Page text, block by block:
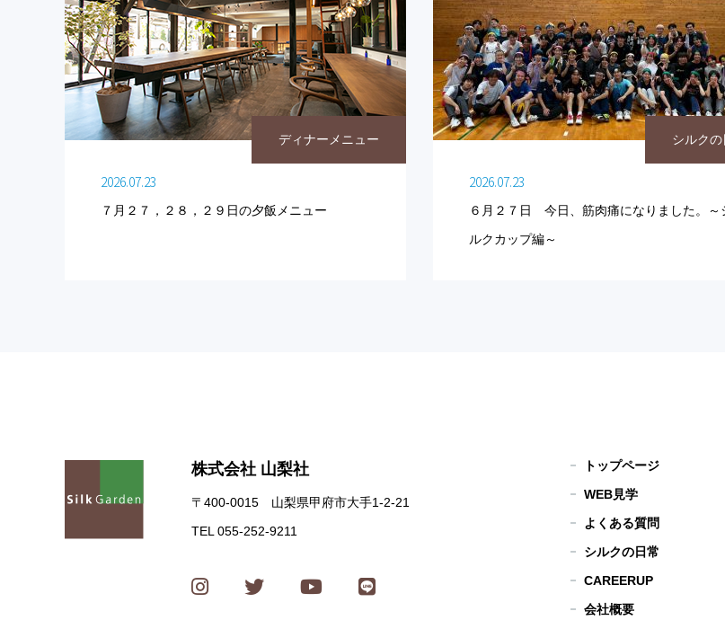
ディナーメニュー
2026.07.23
７月２７，２８，２９日の夕飯メニュー
シルクの
2026.07.23
６月２７日 今日、筋肉痛になりました。～
ルクカップ編～
株式会社 山梨社
〒400-0015 山梨県甲府市大手1-2-21
TEL 055-252-9211
トップページ
WEB見学
よくある質問
シルクの日常
CAREERUP
会社概要